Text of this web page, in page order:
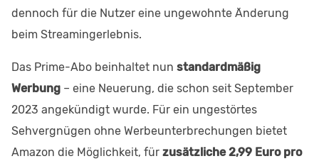
dennoch für die Nutzer eine ungewohnte Änderung
beim Streamingerlebnis.
Das Prime-Abo beinhaltet nun standardmäßig
Werbung – eine Neuerung, die schon seit September
2023 angekündigt wurde. Für ein ungestörtes
Sehvergnügen ohne Werbeunterbrechungen bietet
Amazon die Möglichkeit, für zusätzliche 2,99 Euro pro